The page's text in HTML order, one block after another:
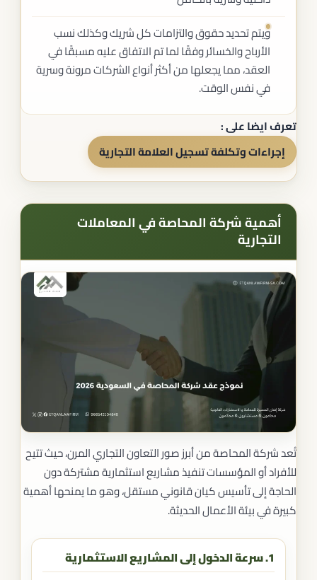
ويتم تحديد حقوق والتزامات كل شريك وكذلك نسب
الأرباح والخسائر وفقًا لما تم الاتفاق عليه مسبقًا في
العقد، مما يجعلها من أكثر أنواع الشركات مرونة وسرية
في نفس الوقت.
تعرف ايضا على :
إجراءات وتكلفة تسجيل العلامة التجارية
أهمية شركة المحاصة في المعاملات
التجارية
تُعد شركة المحاصة من أبرز صور التعاون التجاري المرن، حيث تتيح
للأفراد أو المؤسسات تنفيذ مشاريع استثمارية مشتركة دون
الحاجة إلى تأسيس كيان قانوني مستقل، وهو ما يمنحها أهمية
كبيرة في بيئة الأعمال الحديثة.
1. سرعة الدخول إلى المشاريع الاستثمارية